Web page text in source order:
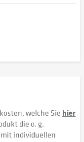
welche Sie hier
die o. g.
individuellen